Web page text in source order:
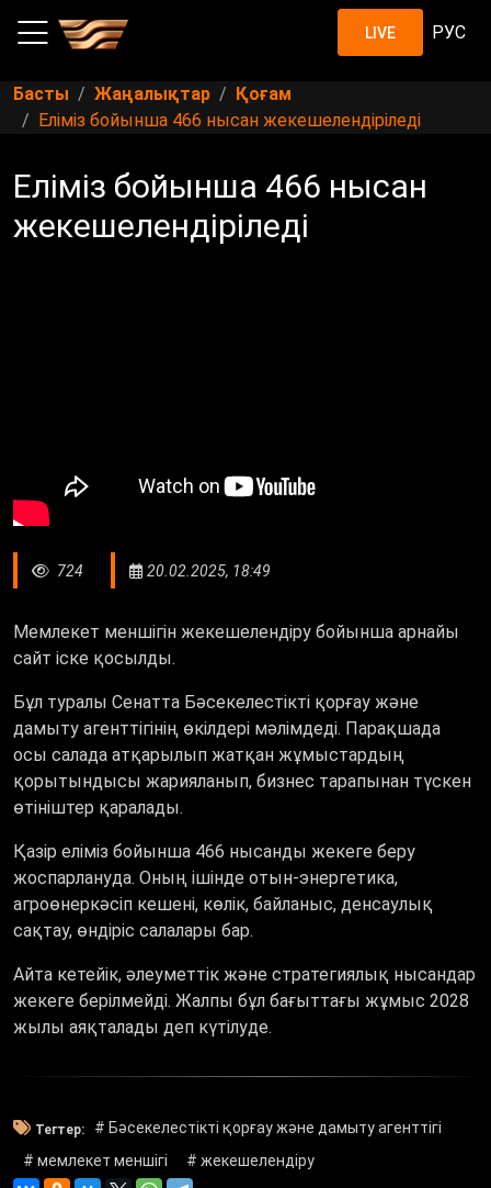
LIVE РУС
Басты Жаңалықтар
Қоғам
Еліміз бойынша 466 нысан жекешелендіріледі
Еліміз бойынша 466 нысан
жекешелендіріледі
724 20.02.2025, 18:49
Мемлекет меншігін жекешелендіру бойынша арнайы
сайт іске қосылды.
Бұл туралы Сенатта Бәсекелестікті қорғау және
дамыту агенттігінің өкілдері мәлімдеді. Парақшада
осы салада атқарылып жатқан жұмыстардың
қорытындысы жарияланып, бизнес тарапынан түскен
өтініштер қаралады.
Қазір еліміз бойынша 466 нысанды жекеге беру
жоспарлануда. Оның ішінде отын-энергетика,
агроөнеркәсіп кешені, көлік, байланыс, денсаулық
сақтау, өндіріс салалары бар.
Айта кетейік, әлеуметтік және стратегиялық нысандар
жекеге берілмейді. Жалпы бұл бағыттағы жұмыс 2028
жылы аяқталады деп күтілуде.
Тегтер:
# Бәсекелестікті қорғау және дамыту агенттігі
# мемлекет меншігі
# жекешелендіру